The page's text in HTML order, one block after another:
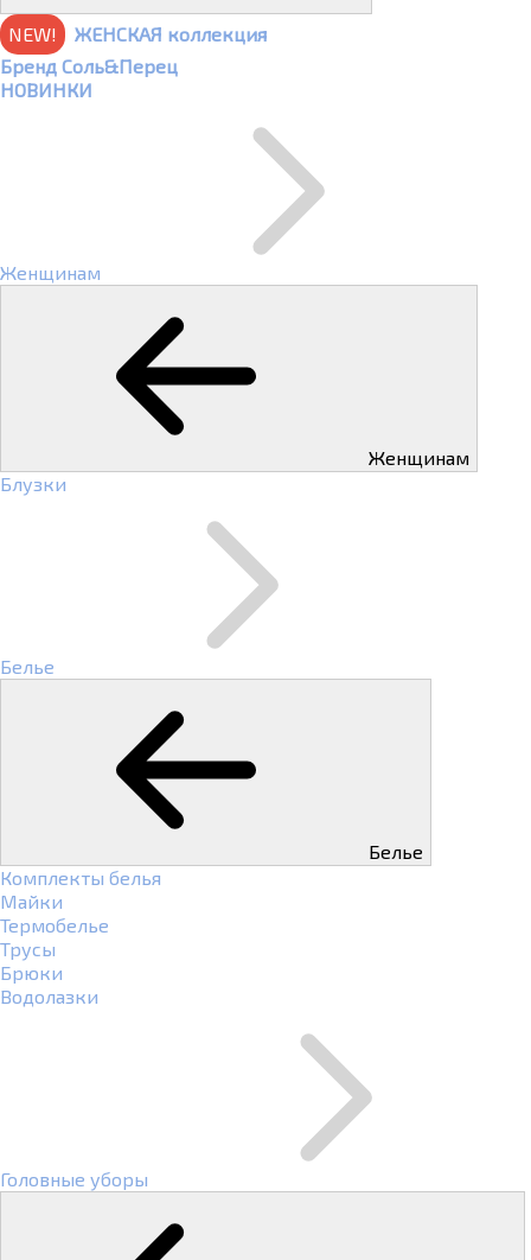
NEW!
ЖЕНСКАЯ коллекция
Бренд Соль&Перец
НОВИНКИ
Женщинам
Женщинам
Блузки
Белье
Белье
Комплекты белья
Майки
Термобелье
Трусы
Брюки
Водолазки
Головные уборы